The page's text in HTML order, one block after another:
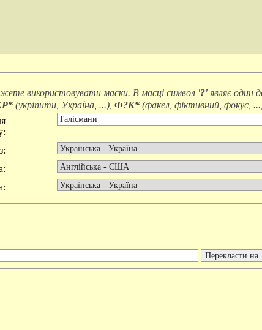
використовувати маски. В масці символ '?' являє один
(укріпити, Україна, ...), Ф?К* (факел, фіктивний, фокус, ...